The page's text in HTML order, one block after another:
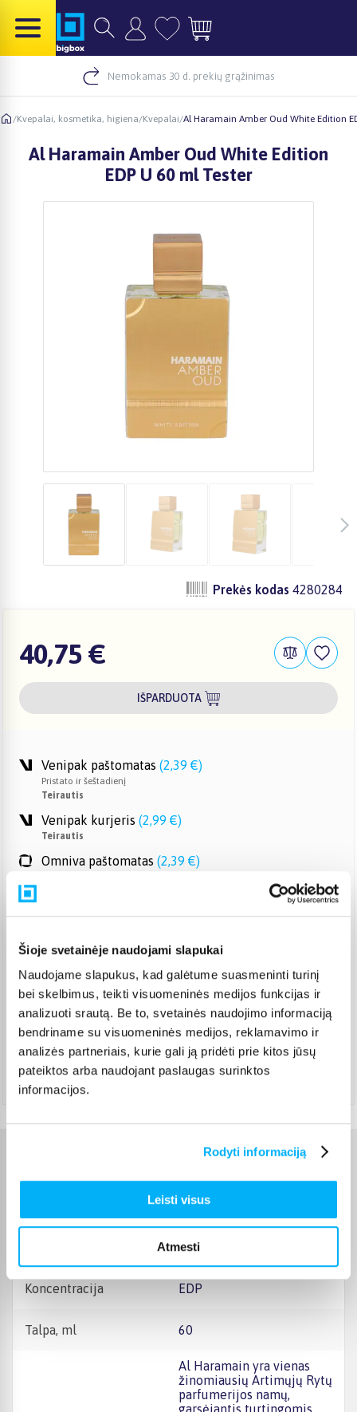
Šioje svetainėje naudojami slapukai
Naudojame slapukus, kad galėtume suasmeninti turinį
bei skelbimus, teikti visuomeninės medijos funkcijas ir
analizuoti srautą. Be to, svetainės naudojimo informaciją
bendriname su visuomeninės medijos, reklamavimo ir
analizės partneriais, kurie gali ją pridėti prie kitos jūsų
pateiktos arba naudojant paslaugas surinktos
informacijos.
Rodyti informaciją
Leisti visus
Atmesti
Nemokamas 30 d. prekių grąžinimas
/Kvepalai, kosmetika, higiena/Kvepalai/Al Haramain Amber Oud White Edition
Al Haramain Amber Oud White Edition
EDP U 60 ml Tester
Prekės kodas 4280284
40,75 €
IŠPARDUOTA
Venipak paštomatas (2,39 €)
Pristato ir šeštadienį
Teirautis
Venipak kurjeris (2,99 €)
Teirautis
Omniva paštomatas (2,39 €)
Smartposti paštomatas (2,19 €)
Teirautis
DPD kurjeris (3,99 €)
Teirautis
DPD paštomatas (3,99 €)
Pristato ir šeštadienį
Atsiėmimas Veiverių g. 171, Kaunas (1,99 €
Teirautis
Al Haramain
Universalūs kvepalai
Koncentracija EDP
Talpa, ml 60
Al Haramain yra vienas
žinomiausių Artimųjų Rytų
parfumerijos namų,
garsėjantis turtingomis